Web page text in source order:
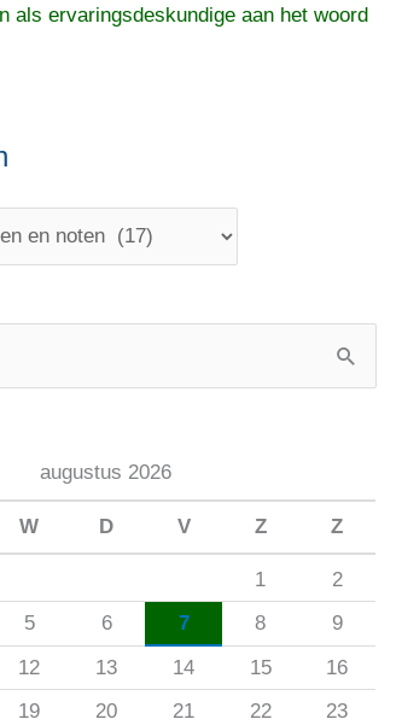
als ervaringsdeskundige aan het woord
augustus 2026
W D V Z Z
1
2
5 6 7 8
9
12 13 14 15
16
19 20 21 22
23